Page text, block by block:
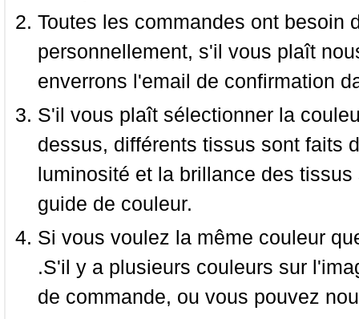
Toutes les commandes ont besoin
personnellement, s'il vous plaît
enverrons l'email de confirmation
S'il vous plaît sélectionner la
dessus, différents tissus sont faits
luminosité et la brillance des
guide de couleur.
Si vous voulez la même couleur
.S'il y a plusieurs couleurs sur
de commande, ou vous pouvez